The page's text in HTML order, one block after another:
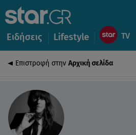
Ειδήσεις Lifestyle
Επιστροφή στην Αρχική σελίδα